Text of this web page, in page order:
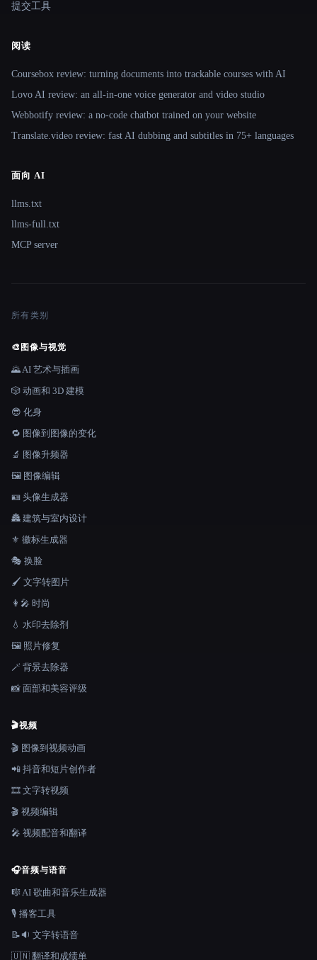
提交工具
阅读
Coursebox review: turning documents into trackable courses with AI
Lovo AI review: an all-in-one voice generator and video studio
Webbotify review: a no-code chatbot trained on your website
Translate.video review: fast AI dubbing and subtitles in 75+ languages
面向 AI
llms.txt
llms-full.txt
MCP server
所有类别
🎨 图像与视觉
🌄 AI 艺术与插画
🎲 动画和 3D 建模
😎 化身
🔁 图像到图像的变化
🔬 图像升频器
🖼️ 图像编辑
🪪 头像生成器
🏯 建筑与室内设计
⚜️ 徽标生成器
🎭 换脸
🖌️ 文字转图片
👩‍🎤 时尚
💧 水印去除剂
🖼️ 照片修复
🪄 背景去除器
📸 面部和美容评级
🎬视频
🎬 图像到视频动画
📲 抖音和短片创作者
🎞️ 文字转视频
🎬 视频编辑
🎤 视频配音和翻译
🎧音频与语音
🎼 AI 歌曲和音乐生成器
🎙️ 播客工具
📝🔉 文字转语音
🇺🇳 翻译和成绩单